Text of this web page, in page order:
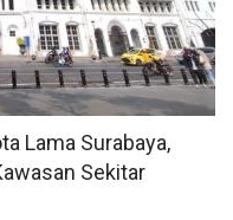
Lama Surabaya,
Sekitar